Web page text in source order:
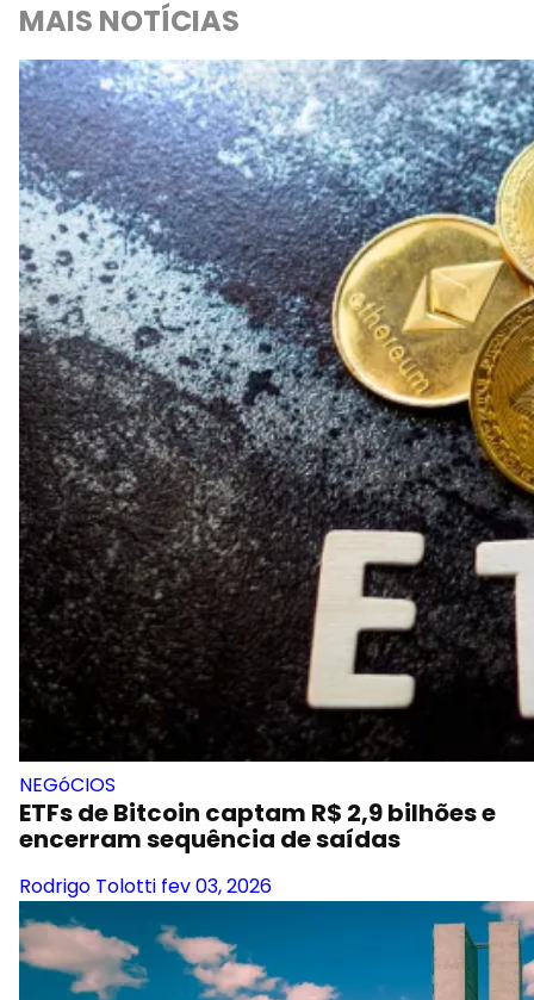
MAIS NOTÍCIAS
NEGóCIOS
ETFs de Bitcoin captam R$ 2,9 bilhões e
encerram sequência de saídas
Rodrigo Tolotti fev 03, 2026